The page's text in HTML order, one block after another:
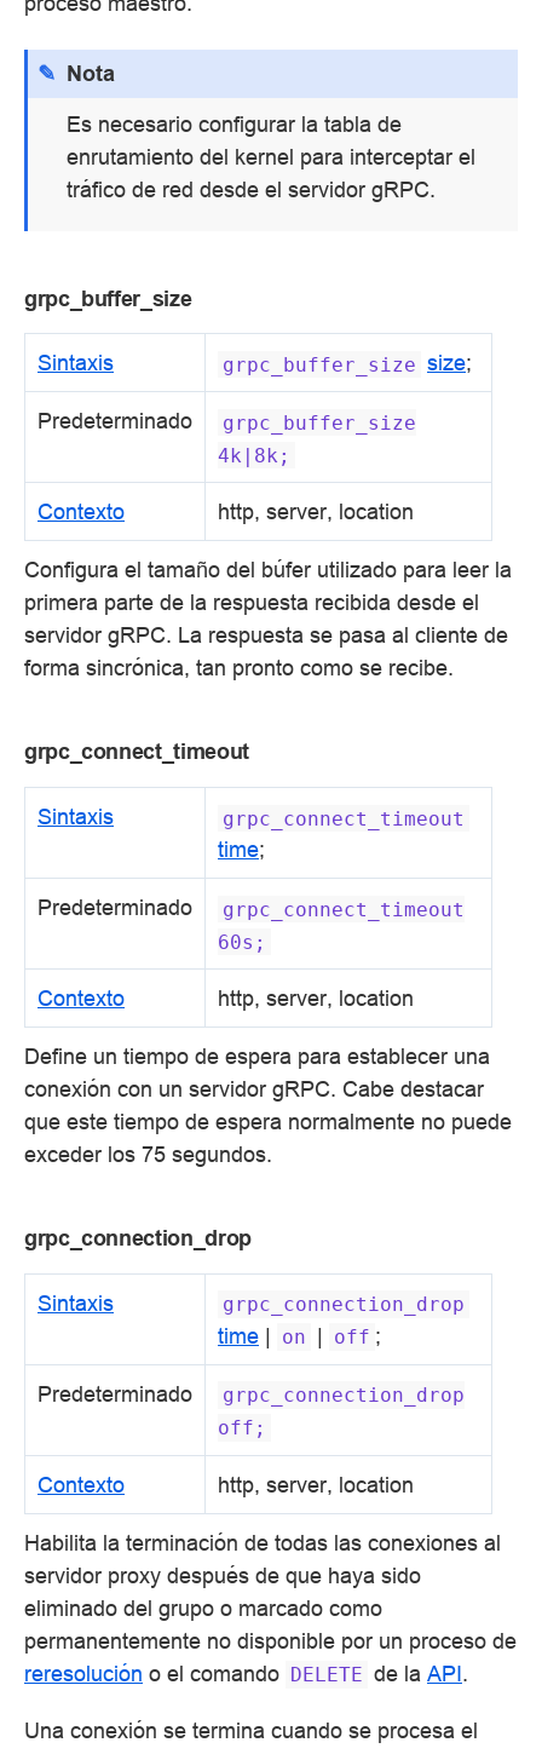
Nota
Es necesario configurar la tabla de
enrutamiento del kernel para interceptar el
tráfico de red desde el servidor gRPC.
grpc_buffer_size
Sintaxis grpc_buffer_size size;
Predeterminado
grpc_buffer_size
4k|8k;
Contexto http, server, location
Configura el tamaño del búfer utilizado para leer la
primera parte de la respuesta recibida desde el
servidor gRPC. La respuesta se pasa al cliente de
forma sincrónica, tan pronto como se recibe.
grpc_connect_timeout
Sintaxis grpc_connect_timeout
time;
Predeterminado
grpc_connect_timeout
60s;
Contexto http, server, location
Define un tiempo de espera para establecer una
conexión con un servidor gRPC. Cabe destacar
que este tiempo de espera normalmente no puede
exceder los 75 segundos.
grpc_connection_drop
Sintaxis grpc_connection_drop
time | on | off ;
Predeterminado
grpc_connection_drop
off;
Contexto http, server, location
Habilita la terminación de todas las conexiones al
servidor proxy después de que haya sido
eliminado del grupo o marcado como
permanentemente no disponible por un proceso de
reresolución o el comando DELETE de la API.
Una conexión se termina cuando se procesa el